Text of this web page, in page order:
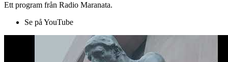
Ett program från Radio Maranata.
Se på YouTube